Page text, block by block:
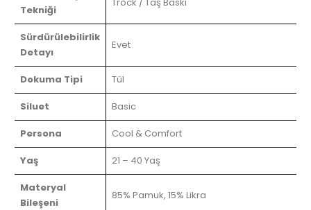
Tekniği
Sürdürülebilirlik
Detayı
Evet
Dokuma Tipi Tül
Siluet Basic
Persona Cool & Comfort
Yaş 21 – 40 Yaş
Materyal
Bileşeni
85% Pamuk, 15% Likra